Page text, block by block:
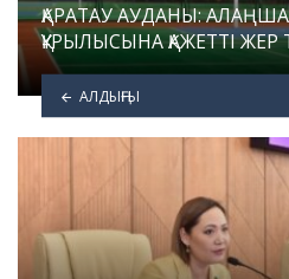
ҚАРАТАУ АУДАНЫ:
ҚҰРЫЛЫСЫНА ҚАЖЕТТІ
АЛДЫҢҒЫ